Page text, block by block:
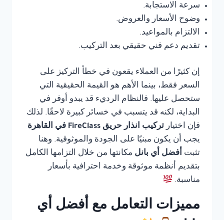
سرعة الاستجابة.
وضوح الأسعار والعروض.
الالتزام بالمواعيد.
تقديم دعم فني حقيقي بعد التركيب.
إن كثيرًا من العملاء يقعون في خطأ التركيز على
السعر فقط، بينما الأهم هو القيمة الحقيقية التي
ستحصل عليها. فالنظام الرديء قد يبدو أوفر في
البداية، لكنه قد يتسبب في خسائر كبيرة لاحقًا. لذلك
فإن اختيار تركيب انذار حريق FireClass في القاهرة
يجب أن يكون مبنيًا على الجودة والموثوقية. وهنا
تثبت أفضل أي بانل مكانتها من خلال التزامها الكامل
بتقديم أنظمة موثوقة وخدمة احترافية بأسعار
مناسبة.
مميزات التعامل مع أفضل أي